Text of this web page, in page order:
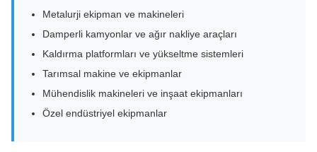
Metalurji ekipman ve makineleri
Damperli kamyonlar ve ağır nakliye araçları
Kaldırma platformları ve yükseltme sistemleri
Tarımsal makine ve ekipmanlar
Mühendislik makineleri ve inşaat ekipmanları
Özel endüstriyel ekipmanlar